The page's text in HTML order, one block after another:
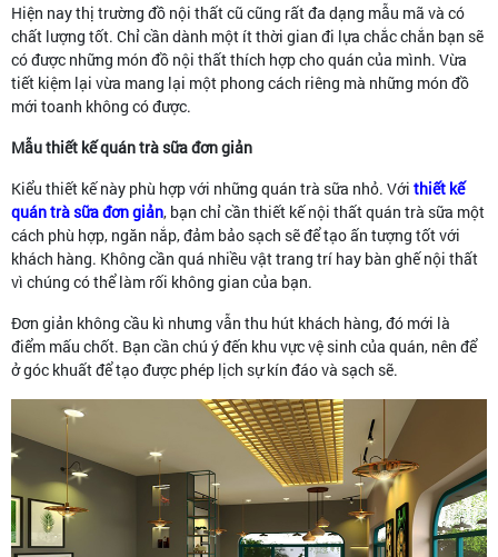
Hiện nay thị trường đồ nội thất cũ cũng rất đa dạng mẫu mã và có
chất lượng tốt. Chỉ cần dành một ít thời gian đi lựa chắc chắn bạn sẽ
có được những món đồ nội thất thích hợp cho quán của mình. Vừa
tiết kiệm lại vừa mang lại một phong cách riêng mà những món đồ
mới toanh không có được.
Mẫu thiết kế quán trà sữa đơn giản
Kiểu thiết kế này phù hợp với những quán trà sữa nhỏ. Với thiết kế
quán trà sữa đơn giản, bạn chỉ cần thiết kế nội thất quán trà sữa một
cách phù hợp, ngăn nắp, đảm bảo sạch sẽ để tạo ấn tượng tốt với
khách hàng. Không cần quá nhiều vật trang trí hay bàn ghế nội thất
vì chúng có thể làm rối không gian của bạn.
Đơn giản không cầu kì nhưng vẫn thu hút khách hàng, đó mới là
điểm mấu chốt. Bạn cần chú ý đến khu vực vệ sinh của quán, nên để
ở góc khuất để tạo được phép lịch sự kín đáo và sạch sẽ.